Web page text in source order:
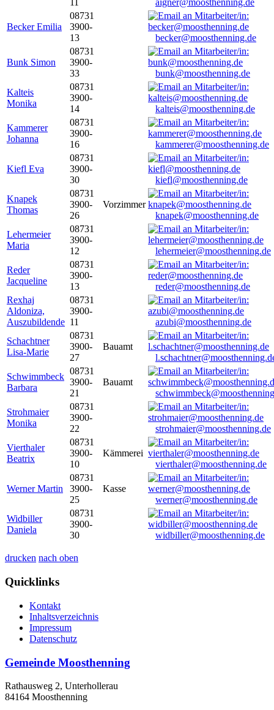
aigner@moosthenning.de
Becker Emilia
08731
3900-
13
becker@moosthenning.de
Bunk Simon
08731
3900-
33
bunk@moosthenning.de
Kalteis
Monika
08731
3900-
14
kalteis@moosthenning.de
Kammerer
Johanna
08731
3900-
16
kammerer@moosthenning.de
Kiefl Eva
08731
3900-
30
kiefl@moosthenning.de
Knapek
Thomas
08731
3900-
26
Vorzimmer
knapek@moosthenning.de
Lehermeier
Maria
08731
3900-
12
lehermeier@moosthenning.de
Reder
Jacqueline
08731
3900-
13
reder@moosthenning.de
Rexhaj
Aldoniza,
Auszubildende
08731
3900-
11
azubi@moosthenning.de
Schachtner
Lisa-Marie
08731
3900-
27
Bauamt
Schwimmbeck
Barbara
08731
3900-
21
Bauamt
Strohmaier
Monika
08731
3900-
22
strohmaier@moosthenning.de
Vierthaler
Beatrix
08731
3900-
10
Kämmerei
vierthaler@moosthenning.de
Werner Martin
08731
3900-
25
Kasse
werner@moosthenning.de
Widbiller
Daniela
08731
3900-
30
widbiller@moosthenning.de
drucken nach oben
Quicklinks
Kontakt
Inhaltsverzeichnis
Impressum
Datenschutz
Gemeinde Moosthenning
Rathausweg 2, Unterhollerau
84164 Moosthenning